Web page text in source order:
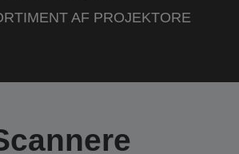
AF PROJEKTORE